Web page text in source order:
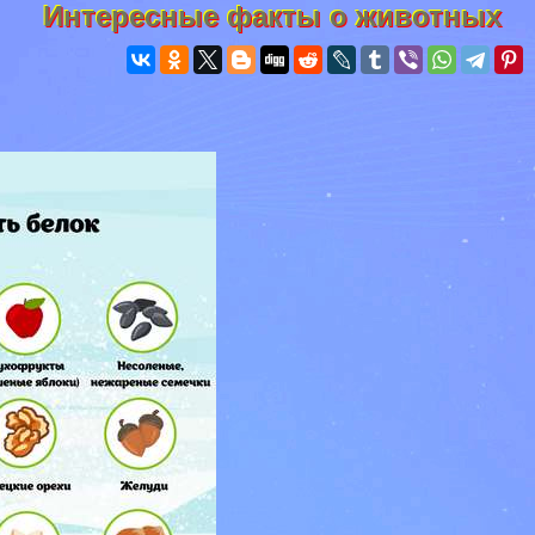
Интересные факты о животных